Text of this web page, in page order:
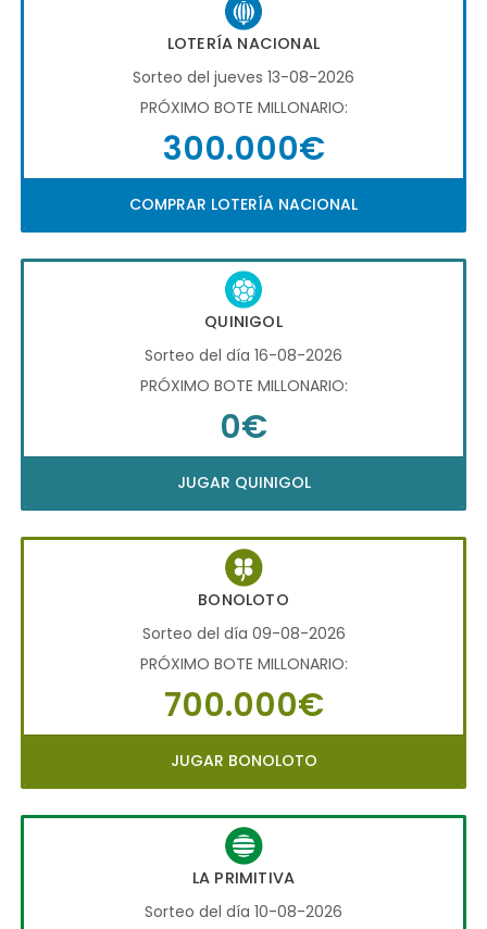
LOTERÍA NACIONAL
Sorteo del jueves 13-08-2026
PRÓXIMO BOTE MILLONARIO:
300.000€
COMPRAR LOTERÍA NACIONAL
QUINIGOL
Sorteo del día 16-08-2026
PRÓXIMO BOTE MILLONARIO:
0€
JUGAR QUINIGOL
BONOLOTO
Sorteo del día 09-08-2026
PRÓXIMO BOTE MILLONARIO:
700.000€
JUGAR BONOLOTO
LA PRIMITIVA
Sorteo del día 10-08-2026